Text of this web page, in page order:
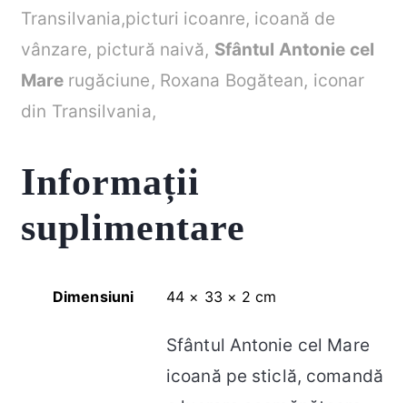
Transilvania,picturi icoanre, icoană de
vânzare, pictură naivă, Sfântul Antonie cel
Mare rugăciune, Roxana Bogătean, iconar
din Transilvania,
Informații
suplimentare
Dimensiuni 44 × 33 × 2 cm
Sfântul Antonie cel Mare
icoană pe sticlă, comandă